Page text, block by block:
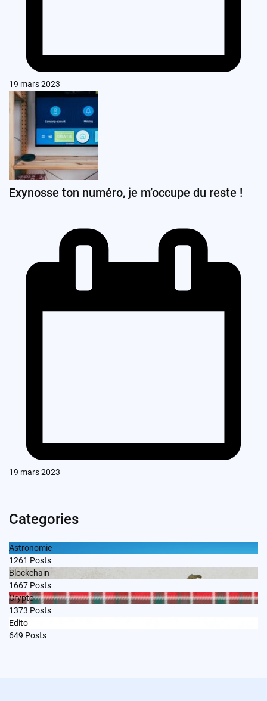
19 mars 2023
Exynosse ton numéro, je m’occupe du reste !
19 mars 2023
Categories
Astronomie
1261 Posts
Blockchain
1667 Posts
Crypto
1373 Posts
Edito
649 Posts